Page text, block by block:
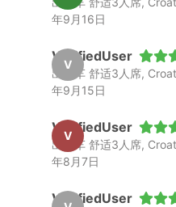
年9月16日
V
VerifiedUser
出租车 舒适3人席,
年9月15日
V
VerifiedUser
出租车 舒适3人席,
年8月7日
VerifiedUser